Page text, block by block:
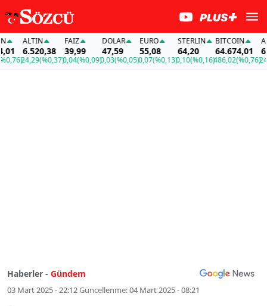
ALTIN
6.520,38
24,29(%0,37)
FAİZ
39,99
0,04(%0,09)
DOLAR
47,59
0,03(%0,05)
EURO
55,08
0,07(%0,13)
STERLIN
64,20
0,10(%0,16)
BITCOIN
64.674,01
486,02(%0,76)
Haberler - Gündem
03 Mart 2025 - 22:12Güncellenme:04 Mart 2025 - 08:21